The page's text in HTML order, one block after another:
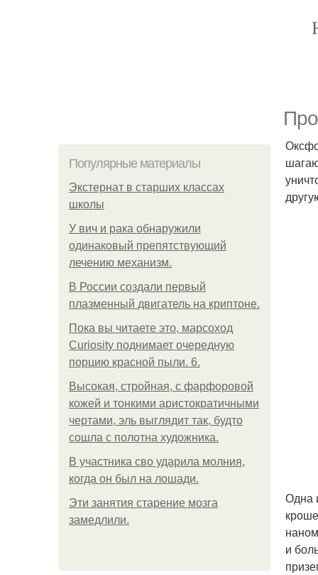
Популярные материалы
Экстернат в старших классах
школы
У вич и рака обнаружили
одинаковый препятствующий
лечению механизм.
В России создали первый
плазменный двигатель на криптоне.
Пока вы читаете это, марсоход
Curiosity поднимает очередную
порцию красной пыли. 6.
Высокая, стройная, с фарфоровой
кожей и тонкими аристократичными
чертами, эль выглядит так, будто
сошла с полотна художника.
В участника сво ударила молния,
когда он был на лошади.
Эти занятия старение мозга
замедлили.
Одна
и